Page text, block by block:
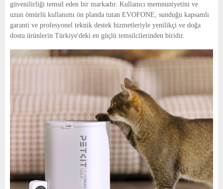
güvenilirliği temsil eden bir markadır. Kullanıcı memnuniyetini ve
uzun ömürlü kullanımı ön planda tutan EVOFONE, sunduğu kapsamlı
garanti ve profesyonel teknik destek hizmetleriyle yenilikçi ve doğa
dostu ürünlerin Türkiye'deki en güçlü temsilcilerinden biridir.